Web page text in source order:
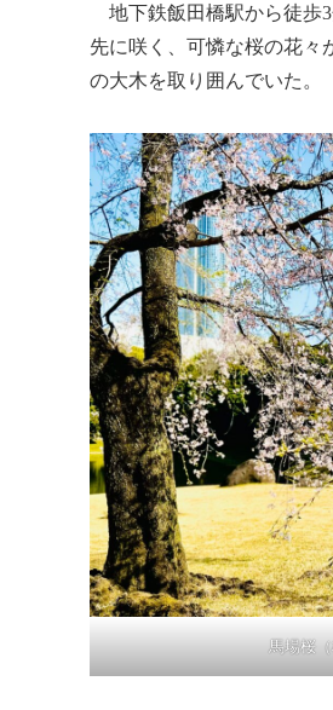
地下鉄飯田橋駅から徒歩
先に咲く、可憐な桜の花々
の大木を取り囲んでいた。
馬場桜（